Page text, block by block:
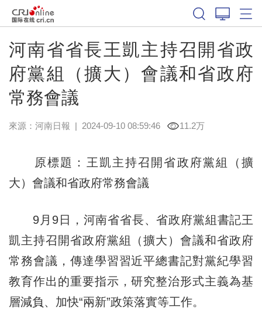
河南省省長王凱主持召開省政
府黨組（擴大）會議和省政府
常務會議
來源： 河南日報 | 2024-09-10 08:59:46 11.2万
原標題：王凱主持召開省政府黨組（擴
大）會議和省政府常務會議
9月9日，河南省省長、省政府黨組書記王
凱主持召開省政府黨組（擴大）會議和省政府
常務會議，傳達學習習近平總書記對黨紀學習
教育作出的重要指示，研究整治形式主義為基
層減負、加快“兩新”政策落實等工作。